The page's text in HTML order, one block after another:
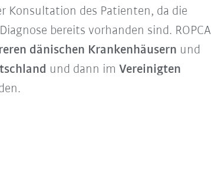
Konsultation des Patienten, da die
bereits vorhanden sind. ROPCA
dänischen Krankenhäusern und
und dann im Vereinigten